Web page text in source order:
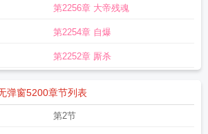
新章节更新列表七界武神TXT免费
七界武神介绍 七界武神叶天免费阅读
不 七界武神笔趣阁全文免费阅读
武神全文阅读免费七界武神无弹窗七界武神等级划
七界武神叶天几个老婆
七界武神叶天七界武神动漫
第2256章 大帝残魂
第2254章 自爆
第2252章 厮杀
弹窗5200章节列表
第2节